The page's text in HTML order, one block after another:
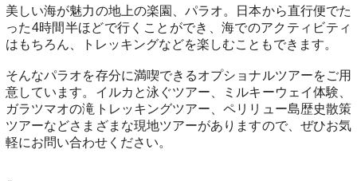
美しい海が魅力の地上の楽園、パラオ。日本から直行便でた
った4時間半ほどで行くことができ、海でのアクティビティ
はもちろん、トレッキングなどを楽しむこともできます。
そんなパラオを存分に満喫できるオプショナルツアーをご用
意しています。イルカと泳ぐツアー、ミルキーウェイ体験、
ガラツマオの滝トレッキングツアー、ペリリュー島歴史散策
ツアーなどさまざまな現地ツアーがありますので、ぜひお気
軽にお問い合わせください。